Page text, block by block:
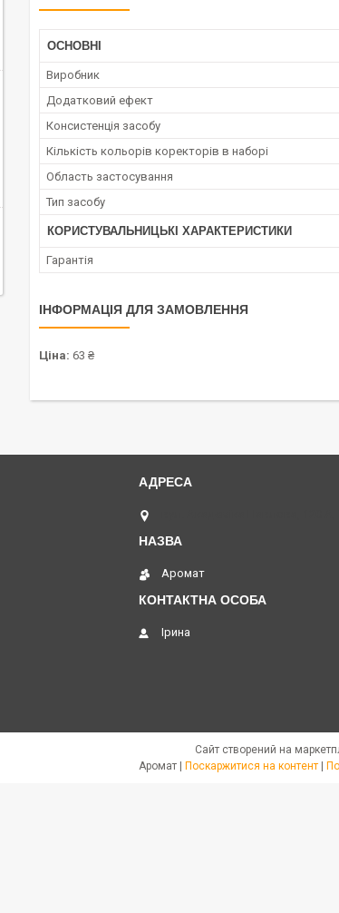
ОСНОВНІ
Виробник
Додатковий ефект
Консистенція засобу
Кількість кольорів коректорів в наборі
Область застосування
Тип засобу
КОРИСТУВАЛЬНИЦЬКІ ХАРАКТЕРИСТИКИ
Гарантія
ІНФОРМАЦІЯ ДЛЯ ЗАМОВЛЕННЯ
Ціна: 63 ₴
Аромат
Ірина
Сайт створений на
Поскаржитися на контент